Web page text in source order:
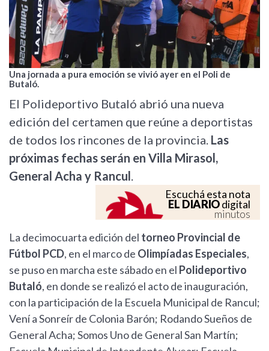
Una jornada a pura emoción se vivió ayer en el Poli de
Butaló.
El Polideportivo Butaló abrió una nueva
edición del certamen que reúne a deportistas
de todos los rincones de la provincia. Las
próximas fechas serán en Villa Mirasol,
General Acha y Rancul .
Escuchá esta nota
EL DIARIOdigital
minutos
La decimocuarta edición del torneo Provincial de
Fútbol PCD, en el marco de Olimpíadas Especiales,
se puso en marcha este sábado en el Polideportivo
Butaló, en donde se realizó el acto de inauguración,
con la participación de la Escuela Municipal de Rancul;
Vení a Sonreír de Colonia Barón; Rodando Sueños de
General Acha; Somos Uno de General San Martín;